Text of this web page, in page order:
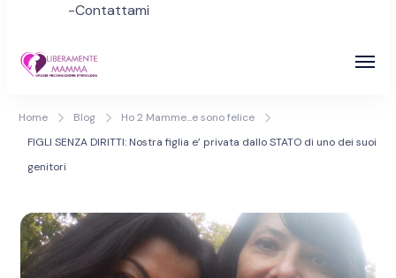
-Contattami
Fecondazione Assistita
A Tutte le Aspiranti Mamme di PANCIA e di
CUORE…al Diritto di Amare Liberamente e
Home Blog
Ho 2 Mamme...e sono felice
FIGLI SENZA DIRITTI: Nostra figlia e’ privata dallo STATO di uno dei suoi
genitori